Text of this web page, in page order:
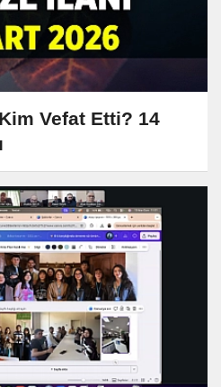
Vefat Etti? 14